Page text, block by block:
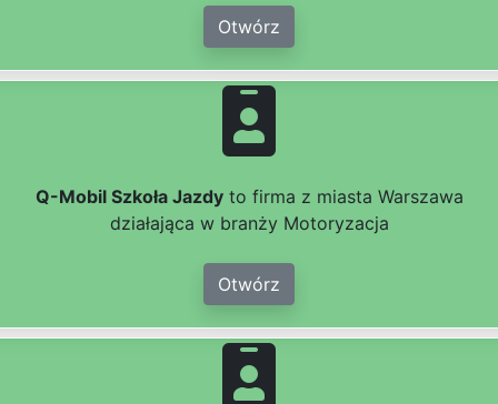
Otwórz
Q-Mobil Szkoła Jazdyto firma z miasta Warszawa
działająca w branży Motoryzacja
Otwórz